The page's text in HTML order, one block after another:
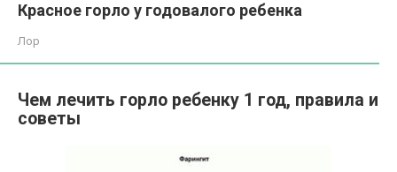
Красное горло у годовалого ребенка
Лор
Чем лечить горло ребенку 1 год, правила и
советы